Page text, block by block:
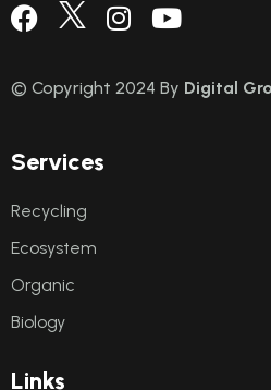
© Copyright 2024 By Digital
Services
Recycling
Ecosystem
Organic
Biology
Links